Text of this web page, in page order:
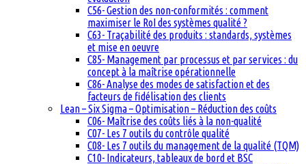
C56- Gestion des non-conformités : comment
maximiser le RoI des systèmes qualité ?
C63- Traçabilité des produits : standards, systèmes
et mise en oeuvre
C85- Management par processus et par services : du
concept à la maîtrise opérationnelle
C86- Analyse des modes de satisfaction et des
facteurs de fidélisation des clients
Lean – Six Sigma – Optimisation – Réduction des coûts
C06- Maîtrise des coûts liés à la non-qualité
C07- Les 7 outils du contrôle qualité
C08- Les 7 outils du management de la qualité (TQM)
C10- Indicateurs, tableaux de bord et BSC